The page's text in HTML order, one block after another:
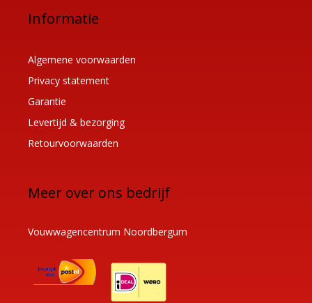
Informatie
Algemene voorwaarden
Privacy statement
Garantie
Levertijd & bezorging
Retourvoorwaarden
Meer over ons bedrijf
Vouwwagencentrum Noordbergum